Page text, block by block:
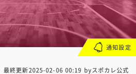
最終更新2025-02-06 00:19 byスポカレ公式
通知設定